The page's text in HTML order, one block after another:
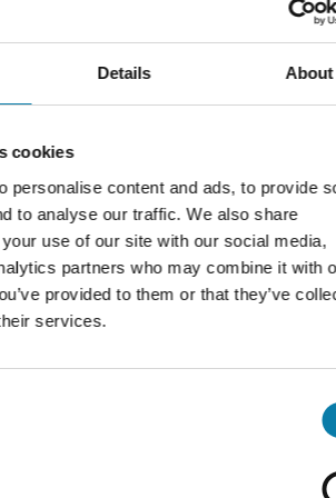
Details About
cookies
personalise content and ads, to provide
to analyse our traffic. We also share
use of our site with our social media,
partners who may combine it with
provided to them or that they’ve
services.